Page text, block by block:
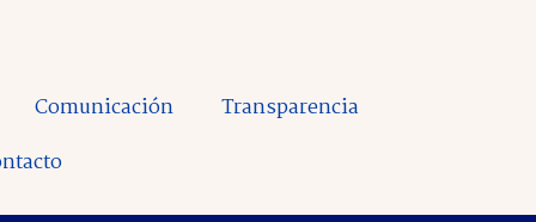
Comunicación
Transparencia